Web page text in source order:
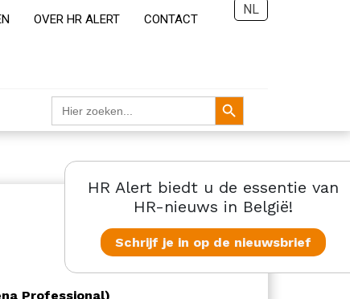
OVER HR ALERT CONTACT
NL
Zoek
naar:
Zoekknop
HR Alert biedt u de essentie van
HR-nieuws in België!
Schrijf je in op de nieuwsbrief
Professional)